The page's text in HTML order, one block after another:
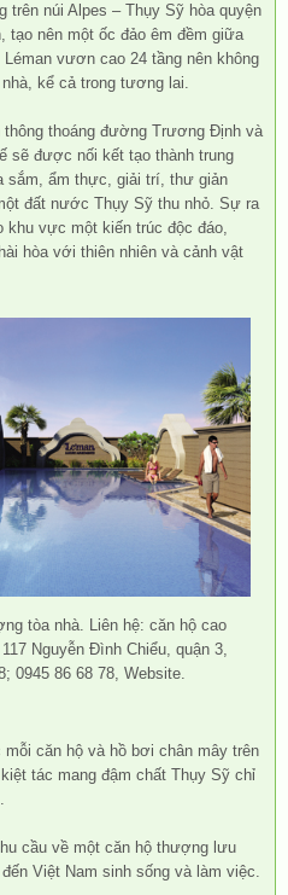
trên núi Alpes – Thụy Sỹ hòa quyện
tạo nên một ốc đảo êm đềm giữa
vươn cao 24 tầng nên không
kể cả trong tương lai.
thoáng đường Trương Định và
sẽ được nối kết tạo thành trung
sắm, ẩm thực, giải trí, thư giản
đất nước Thụy Sỹ thu nhỏ. Sự ra
khu vực một kiến trúc độc đáo,
hòa với thiên nhiên và cảnh vật
tòa nhà. Liên hệ: căn hộ cao
Nguyễn Đình Chiểu, quận 3,
0945 86 68 78, Website.
căn hộ và hồ bơi chân mây trên
tác mang đậm chất Thụy Sỹ chỉ
cầu về một căn hộ thượng lưu
Việt Nam sinh sống và làm việc.